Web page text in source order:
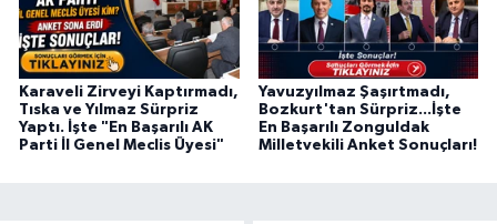
Karaveli Zirveyi Kaptırmadı,
Tıska ve Yılmaz Sürpriz
Yaptı. İşte "En Başarılı AK
Parti İl Genel Meclis Üyesi"
Yavuzyılmaz Şaşırtmadı,
Bozkurt'tan Sürpriz...İşte
En Başarılı Zonguldak
Milletvekili Anket Sonuçları!